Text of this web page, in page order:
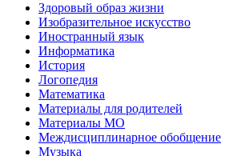
Здоровый образ жизни
Изобразительное искусство
Иностранный язык
Информатика
История
Логопедия
Математика
Материалы для родителей
Материалы МО
Междисциплинарное обобщение
Музыка